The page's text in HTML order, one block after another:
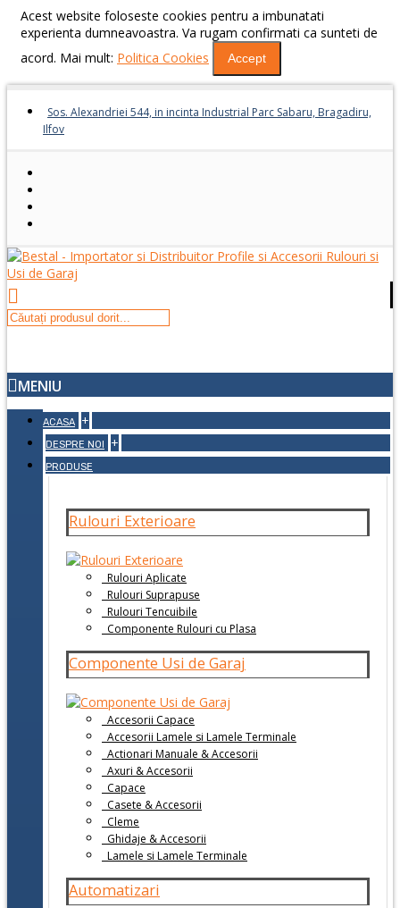
Acest website foloseste cookies pentru a imbunatati
experienta dumneavoastra. Va rugam confirmati ca sunteti de
acord. Mai mult: Politica Cookies Accept
Sos. Alexandriei 544, in incinta Industrial Parc Sabaru, Bragadiru,
Ilfov
MENIU
ACASA +
DESPRE NOI +
PRODUSE
Rulouri Exterioare
Rulouri Aplicate
Rulouri Suprapuse
Rulouri Tencuibile
Componente Rulouri cu Plasa
Componente Usi de Garaj
Accesorii Capace
Accesorii Lamele si Lamele Terminale
Actionari Manuale & Accesorii
Axuri & Accesorii
Capace
Casete & Accesorii
Cleme
Ghidaje & Accesorii
Lamele si Lamele Terminale
Automatizari